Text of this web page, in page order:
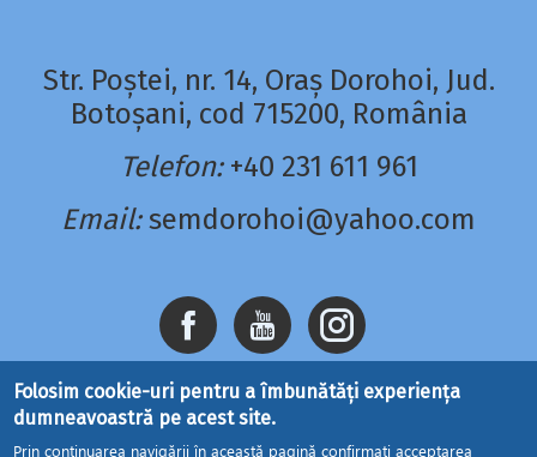
Str. Poștei, nr. 14, Oraș Dorohoi, Jud.
Botoșani, cod 715200, România
Telefon: +40 231 611 961
Email: semdorohoi@yahoo.com
Folosim cookie-uri pentru a îmbunătăți experiența
dumneavoastră pe acest site.
Prin continuarea navigării în această pagină confirmați acceptarea